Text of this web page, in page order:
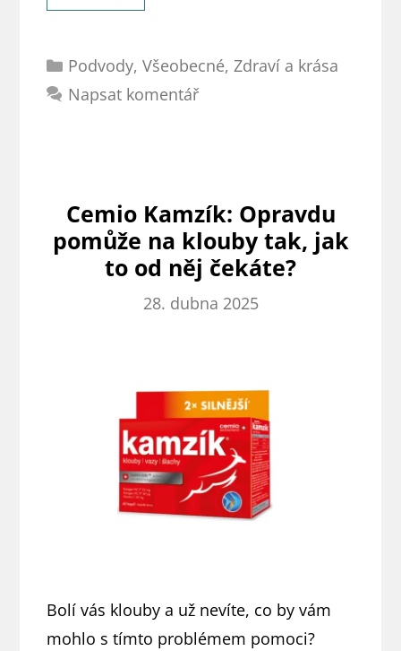
Colladiox
artrózu?
Ne,
Rubriky
Podvody,Všeobecné,Zdraví a krása
Napsat komentář
Cemio Kamzík: Opravdu
pomůže na klouby tak, jak
to od něj čekáte?
28. dubna 2025
Bolí vás klouby a už nevíte, co by vám
mohlo s tímto problémem pomoci?